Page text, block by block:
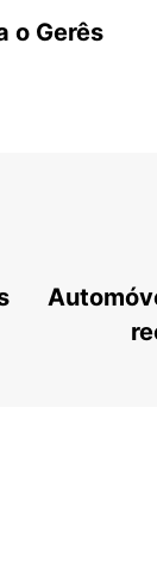
o Gerês